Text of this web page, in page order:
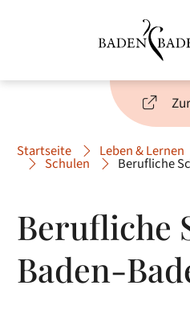
Startseite Leben & Lernen
Schulen Berufliche
Berufliche
Baden-